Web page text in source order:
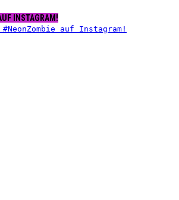
INSTAGRAM!